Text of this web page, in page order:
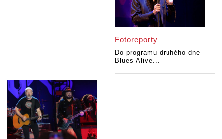
Fotoreporty
Do programu druhého dne
Blues Alive...